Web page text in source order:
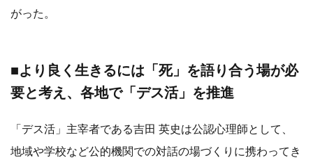
がった。
■より良く生きるには「死」を語り合う場が必
要と考え、各地で「デス活」を推進
「デス活」主宰者である吉田 英史は公認心理師として、
地域や学校など公的機関での対話の場づくりに携わってき